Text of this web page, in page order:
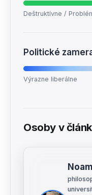
Deštruktívne /
Politické
Výrazne liberálne
Osoby v